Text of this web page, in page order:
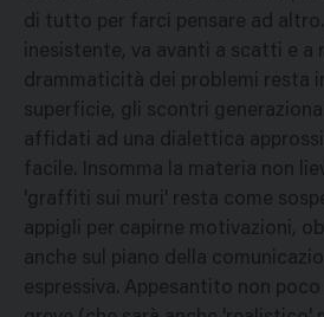
di tutto per farci pensare ad
inesistente, va avanti a scatti e a
drammaticità dei problemi resta
superficie, gli scontri
affidati ad una dialettica
facile. Insomma la materia non
'graffiti sui muri' resta come
appigli per capirne motivazioni,
anche sul piano della
espressiva. Appesantito non